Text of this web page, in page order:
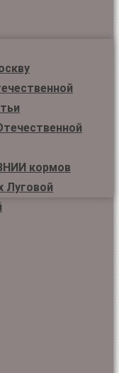
кормов
Луговой